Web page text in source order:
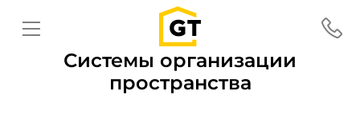
Системы организации
пространства